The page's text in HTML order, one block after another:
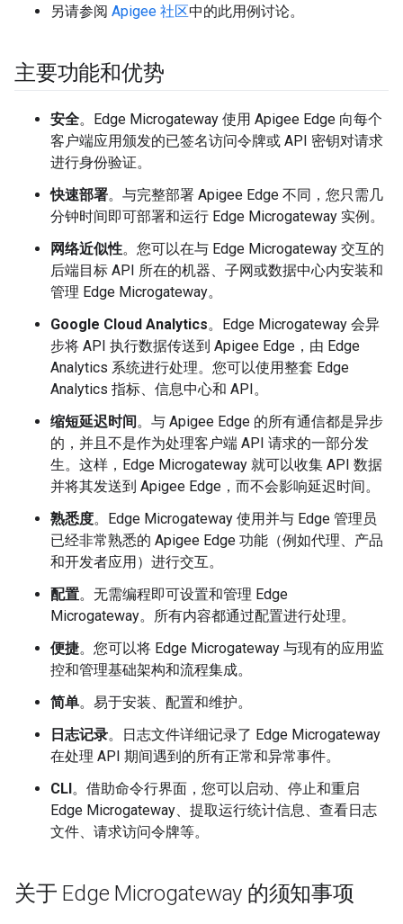
另请参阅 Apigee 社区中的此用例讨论。
主要功能和优势
安全。Edge Microgateway 使用 Apigee Edge 向每个
客户端应用颁发的已签名访问令牌或 API 密钥对请求
进行身份验证。
快速部署。与完整部署 Apigee Edge 不同，您只需几
分钟时间即可部署和运行 Edge Microgateway 实例。
网络近似性。您可以在与 Edge Microgateway 交互的
后端目标 API 所在的机器、子网或数据中心内安装和
管理 Edge Microgateway。
Google Cloud Analytics。Edge Microgateway 会异
步将 API 执行数据传送到 Apigee Edge，由 Edge
Analytics 系统进行处理。您可以使用整套 Edge
Analytics 指标、信息中心和 API。
缩短延迟时间。与 Apigee Edge 的所有通信都是异步
的，并且不是作为处理客户端 API 请求的一部分发
生。这样，Edge Microgateway 就可以收集 API 数据
并将其发送到 Apigee Edge，而不会影响延迟时间。
熟悉度。Edge Microgateway 使用并与 Edge 管理员
已经非常熟悉的 Apigee Edge 功能（例如代理、产品
和开发者应用）进行交互。
配置。无需编程即可设置和管理 Edge
Microgateway。所有内容都通过配置进行处理。
便捷。您可以将 Edge Microgateway 与现有的应用监
控和管理基础架构和流程集成。
简单。易于安装、配置和维护。
日志记录。日志文件详细记录了 Edge Microgateway
在处理 API 期间遇到的所有正常和异常事件。
CLI。借助命令行界面，您可以启动、停止和重启
Edge Microgateway、提取运行统计信息、查看日志
文件、请求访问令牌等。
关于 Edge Microgateway 的须知事项